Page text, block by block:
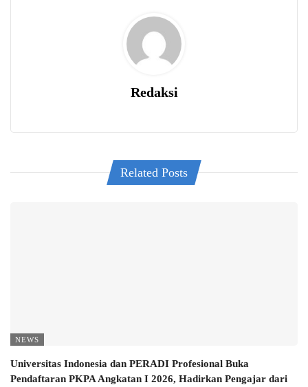
Redaksi
Related Posts
NEWS
Universitas Indonesia dan PERADI Profesional Buka
Pendaftaran PKPA Angkatan I 2026, Hadirkan Pengajar dari